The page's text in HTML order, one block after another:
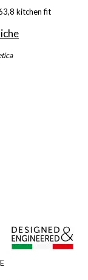
kitchen fit